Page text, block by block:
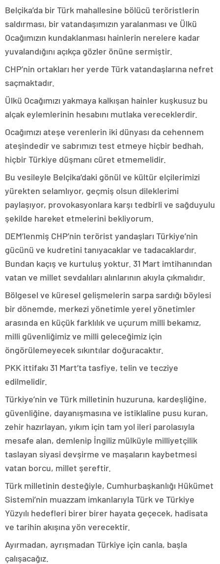
Belçika’da bir Türk mahallesine bölücü teröristlerin
saldırması, bir vatandaşımızın yaralanması ve Ülkü
Ocağımızın kundaklanması hainlerin nerelere kadar
yuvalandığını açıkça gözler önüne sermiştir.
CHP’nin ortakları her yerde Türk vatandaşlarına nefret
saçmaktadır.
Ülkü Ocağımızı yakmaya kalkışan hainler kuşkusuz bu
alçak eylemlerinin hesabını mutlaka vereceklerdir.
Ocağımızı ateşe verenlerin iki dünyası da cehennem
ateşindedir ve sabrımızı test etmeye hiçbir bedhah,
hiçbir Türkiye düşmanı cüret etmemelidir.
Bu vesileyle Belçika’daki gönül ve kültür elçilerimizi
yürekten selamlıyor, geçmiş olsun dileklerimi
paylaşıyor, provokasyonlara karşı tedbirli ve sağduyulu
şekilde hareket etmelerini bekliyorum.
DEM’lenmiş CHP’nin terörist yandaşları Türkiye’nin
gücünü ve kudretini tanıyacaklar ve tadacaklardır.
Bundan kaçış ve kurtuluş yoktur. 31 Mart imtihanından
vatan ve millet sevdalıları alınlarının akıyla çıkmalıdır.
Bölgesel ve küresel gelişmelerin sarpa sardığı böylesi
bir dönemde, merkezi yönetimle yerel yönetimler
arasında en küçük farklılık ve uçurum milli bekamız,
milli güvenliğimiz ve milli geleceğimiz için
öngörülemeyecek sıkıntılar doğuracaktır.
PKK ittifakı 31 Mart’ta tasfiye, telin ve tecziye
edilmelidir.
Türkiye’nin ve Türk milletinin huzuruna, kardeşliğine,
güvenliğine, dayanışmasına ve istiklaline pusu kuran,
zehir hazırlayan, yıkım için tam yol ileri parolasıyla
mesafe alan, demlenip İngiliz mülküyle milliyetçilik
taslayan siyasi devşirme ve maşaların kaybetmesi
vatan borcu, millet şereftir.
Türk milletinin desteğiyle, Cumhurbaşkanlığı Hükümet
Sistemi’nin muazzam imkanlarıyla Türk ve Türkiye
Yüzyılı hedefleri birer birer hayata geçecek, hadisata
ve tarihin akışına yön verecektir.
Ayırmadan, ayrışmadan Türkiye için canla, başla
çalışacağız.